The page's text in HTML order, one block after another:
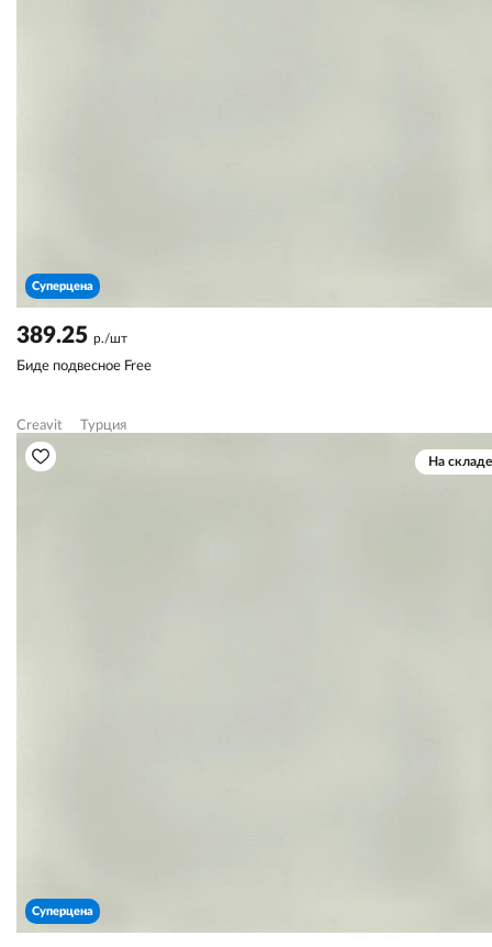
Суперцена
389.25 р./шт
Биде подвесное Free
Creavit Турция
На складе
Суперцена